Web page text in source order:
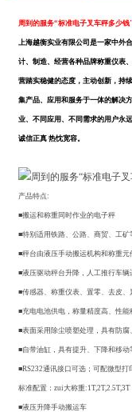
周到的服务“标准电子叉车秤多少钱
上海越衡实业有限公司是一家中外
计、制造、经营各种品牌称重仪表
营踏实稳健的态度，主动创新，持
集产品、应用和服务于一体的解决
业、不同应用、不同需求的用户永
诚信正真 热忱宽容。
产品特点:
■搬运和称重同时作业的电子秤
■特别适用铁路、公路、商贸、工
■秤台由液压手动搬运机构和称重元
■液压驱动秤台升降，人工推行车辆
■传感器、称重仪表、置零、去皮
■充电电池供电，称量精度高、性
■表面采用除尘喷塑处理，具有防腐
■自带油缸，具有提升、下降和移动
■RS232通讯接口可选；可配微型打
标准配置：zui大称重:1T,2T,2.5T,3T
■液压升降手动搬运车